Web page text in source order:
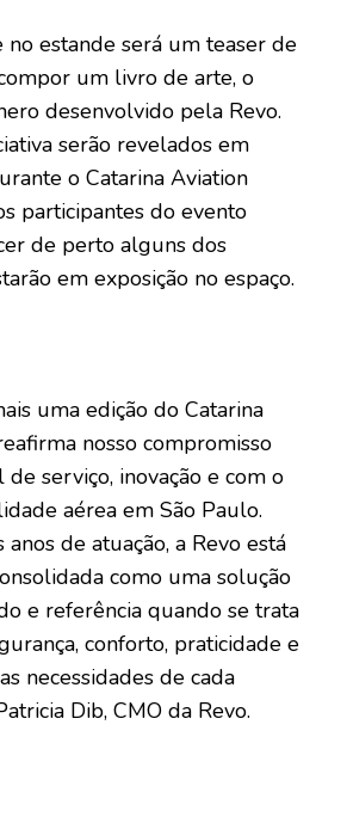
estande será um teaser de
um livro de arte, o
desenvolvido pela Revo.
serão revelados em
o Catarina Aviation
participantes do evento
de perto alguns dos
em exposição no espaço.
uma edição do Catarina
nosso compromisso
serviço, inovação e com o
aérea em São Paulo.
de atuação, a Revo está
como uma solução
e referência quando se trata
conforto, praticidade e
necessidades de cada
Dib, CMO da Revo.